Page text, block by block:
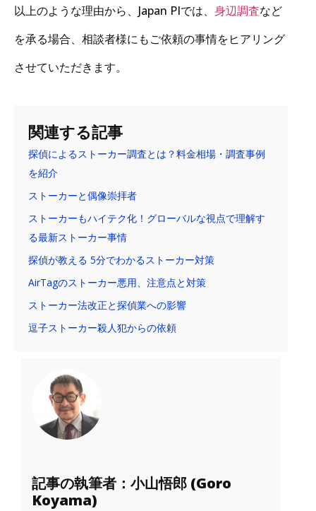
以上のような理由から、Japan PIでは、 身辺調査など
を承る場合、相談者様にもご依頼の事情をヒアリング
させていただきます。
関連する記事
探偵によるストーカー調査とは？料金相場・調査事例
を紹介
ストーカーと偶像崇拝者
ストーカーもハイテク化！グローバルな視点で理解す
る最新ストーカー事情
探偵が教える 5分でわかるストーカー対策
AirTagのストーカー悪用、注意点と対策
ストーカー法改正と探偵業への影響
逗子ストーカー殺人犯からの依頼
記事の執筆者：小山悟郎 (Goro
Koyama)